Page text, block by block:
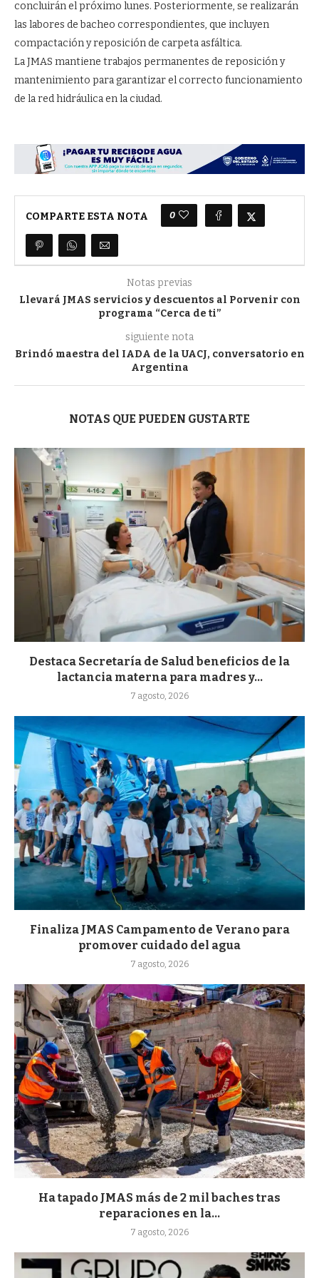
concluirán el próximo lunes. Posteriormente, se realizarán
las labores de bacheo correspondientes, que incluyen
compactación y reposición de carpeta asfáltica.
La JMAS mantiene trabajos permanentes de reposición y
mantenimiento para garantizar el correcto funcionamiento
de la red hidráulica en la ciudad.
COMPARTE ESTA NOTA 0
Notas previas
Llevará JMAS servicios y descuentos al Porvenir con
programa “Cerca de ti”
siguiente nota
Brindó maestra del IADA de la UACJ, conversatorio en
Argentina
NOTAS QUE PUEDEN GUSTARTE
Destaca Secretaría de Salud beneficios de la
lactancia materna para madres y...
7 agosto, 2026
Finaliza JMAS Campamento de Verano para
promover cuidado del agua
7 agosto, 2026
Ha tapado JMAS más de 2 mil baches tras
reparaciones en la...
7 agosto, 2026